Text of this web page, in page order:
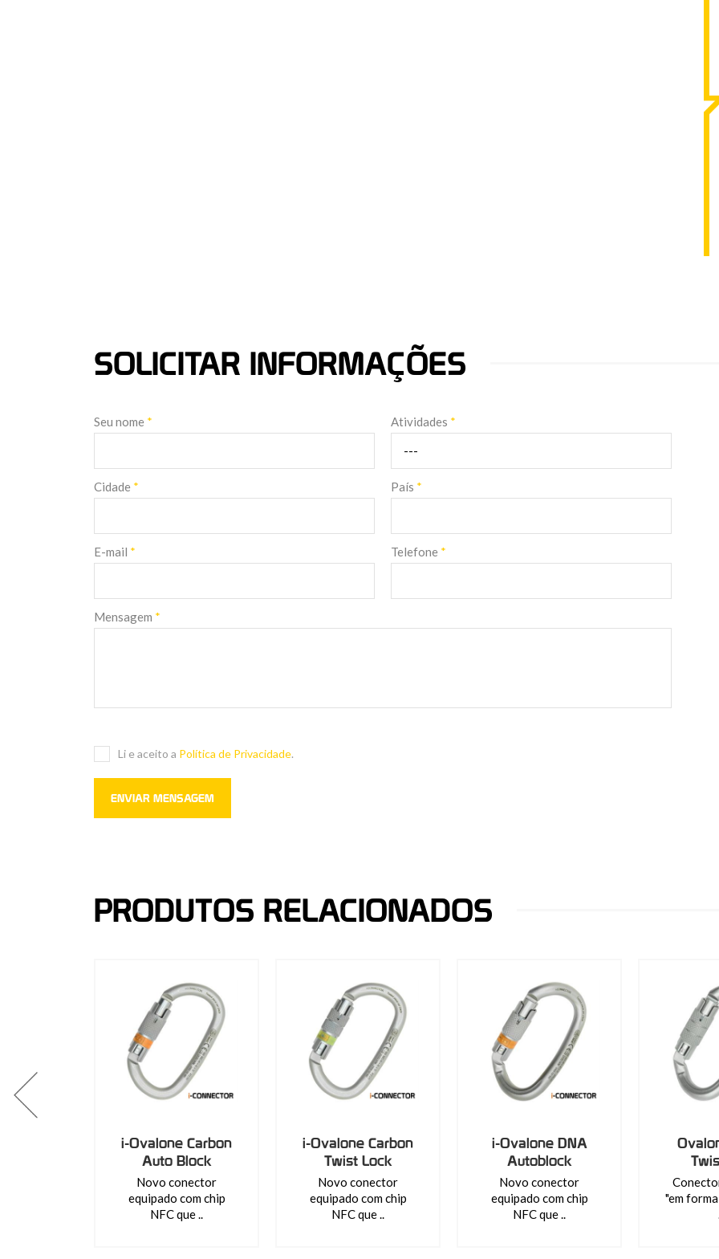
SOLICITAR INFORMAÇÕES
Seu nome * Atividades *
Cidade * País *
E-mail * Telefone *
Mensagem *
Li e aceito a Política de Privacidade.
PRODUTOS RELACIONADOS
i-Ovalone Carbon
Auto Block
Novo conector
equipado com chip
NFC que ..
i-Ovalone Carbon
Twist Lock
Novo conector
equipado com chip
NFC que ..
i-Ovalone DNA
Autoblock
Novo conector
equipado com chip
NFC que ..
"em